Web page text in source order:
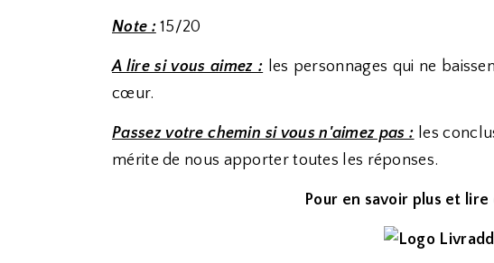
Note :15/20
A lire si vous aimez : les personnages qui ne
cœur.
Passez votre chemin si vous n'aimez pas : les
mérite de nous apporter toutes les réponses.
Pour en savoir plus et lire